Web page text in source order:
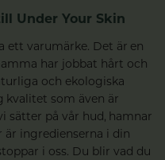
Under Your Skin
ett varumärke. Det är en
har jobbat hårt och
och ekologiska
kvalitet som även är
sätter på vår hud, hamnar
ingredienserna i din
i oss. Du blir vad du